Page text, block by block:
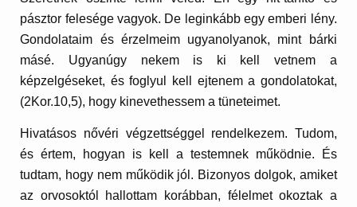
pásztor felesége vagyok. De leginkább egy emberi lény.
Gondolataim és érzelmeim ugyanolyanok, mint bárki
másé. Ugyanúgy nekem is ki kell vetnem a
képzelgéseket, és foglyul kell ejtenem a gondolatokat,
(2Kor.10,5), hogy kinevethessem a tüneteimet.
Hivatásos nővéri végzettséggel rendelkezem. Tudom,
és értem, hogyan is kell a testemnek működnie. És
tudtam, hogy nem működik jól. Bizonyos dolgok, amiket
az orvosoktól hallottam korábban, félelmet okoztak a